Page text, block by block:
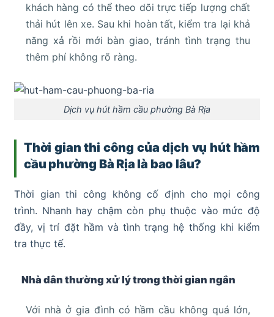
khách hàng có thể theo dõi trực tiếp lượng chất
thải hút lên xe. Sau khi hoàn tất, kiểm tra lại khả
năng xả rồi mới bàn giao, tránh tình trạng thu
thêm phí không rõ ràng.
Dịch vụ hút hầm cầu phường Bà Rịa
Thời gian thi công của dịch vụ hút hầm
cầu phường Bà Rịa là bao lâu?
Thời gian thi công không cố định cho mọi công
trình. Nhanh hay chậm còn phụ thuộc vào mức độ
đầy, vị trí đặt hầm và tình trạng hệ thống khi kiểm
tra thực tế.
Nhà dân thường xử lý trong thời gian ngắn
Với nhà ở gia đình có hầm cầu không quá lớn,